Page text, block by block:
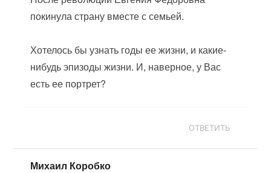
покинула страну вместе с семьей.
Хотелось бы узнать годы ее жизни, и какие-
нибудь эпизоды жизни. И, наверное, у Вас
есть ее портрет?
ОТВЕТИТЬ
Михаил Коробко